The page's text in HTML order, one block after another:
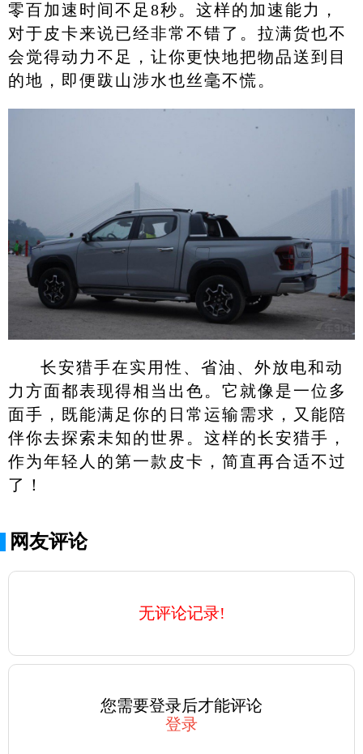
零百加速时间不足8秒。这样的加速能力，
对于皮卡来说已经非常不错了。拉满货也不
会觉得动力不足，让你更快地把物品送到目
的地，即便跋山涉水也丝毫不慌。
长安猎手在实用性、省油、外放电和动
力方面都表现得相当出色。它就像是一位多
面手，既能满足你的日常运输需求，又能陪
伴你去探索未知的世界。这样的长安猎手，
作为年轻人的第一款皮卡，简直再合适不过
了！
网友评论
无评论记录!
您需要登录后才能评论
登录